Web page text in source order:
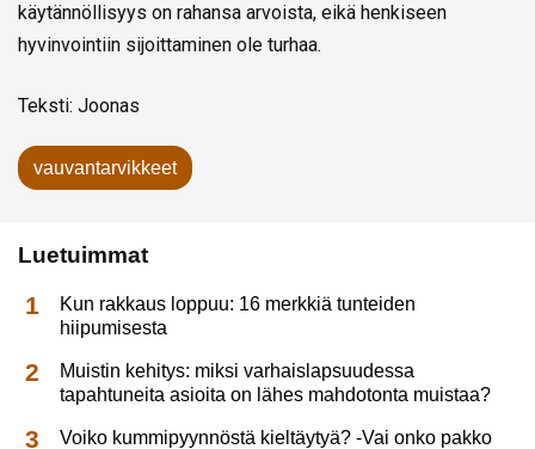
käytännöllisyys on rahansa arvoista, eikä henkiseen
hyvinvointiin sijoittaminen ole turhaa.
Teksti: Joonas
vauvantarvikkeet
Luetuimmat
Kun rakkaus loppuu: 16 merkkiä tunteiden
hiipumisesta
Muistin kehitys: miksi varhaislapsuudessa
tapahtuneita asioita on lähes mahdotonta muistaa?
Voiko kummipyynnöstä kieltäytyä? -Vai onko pakko